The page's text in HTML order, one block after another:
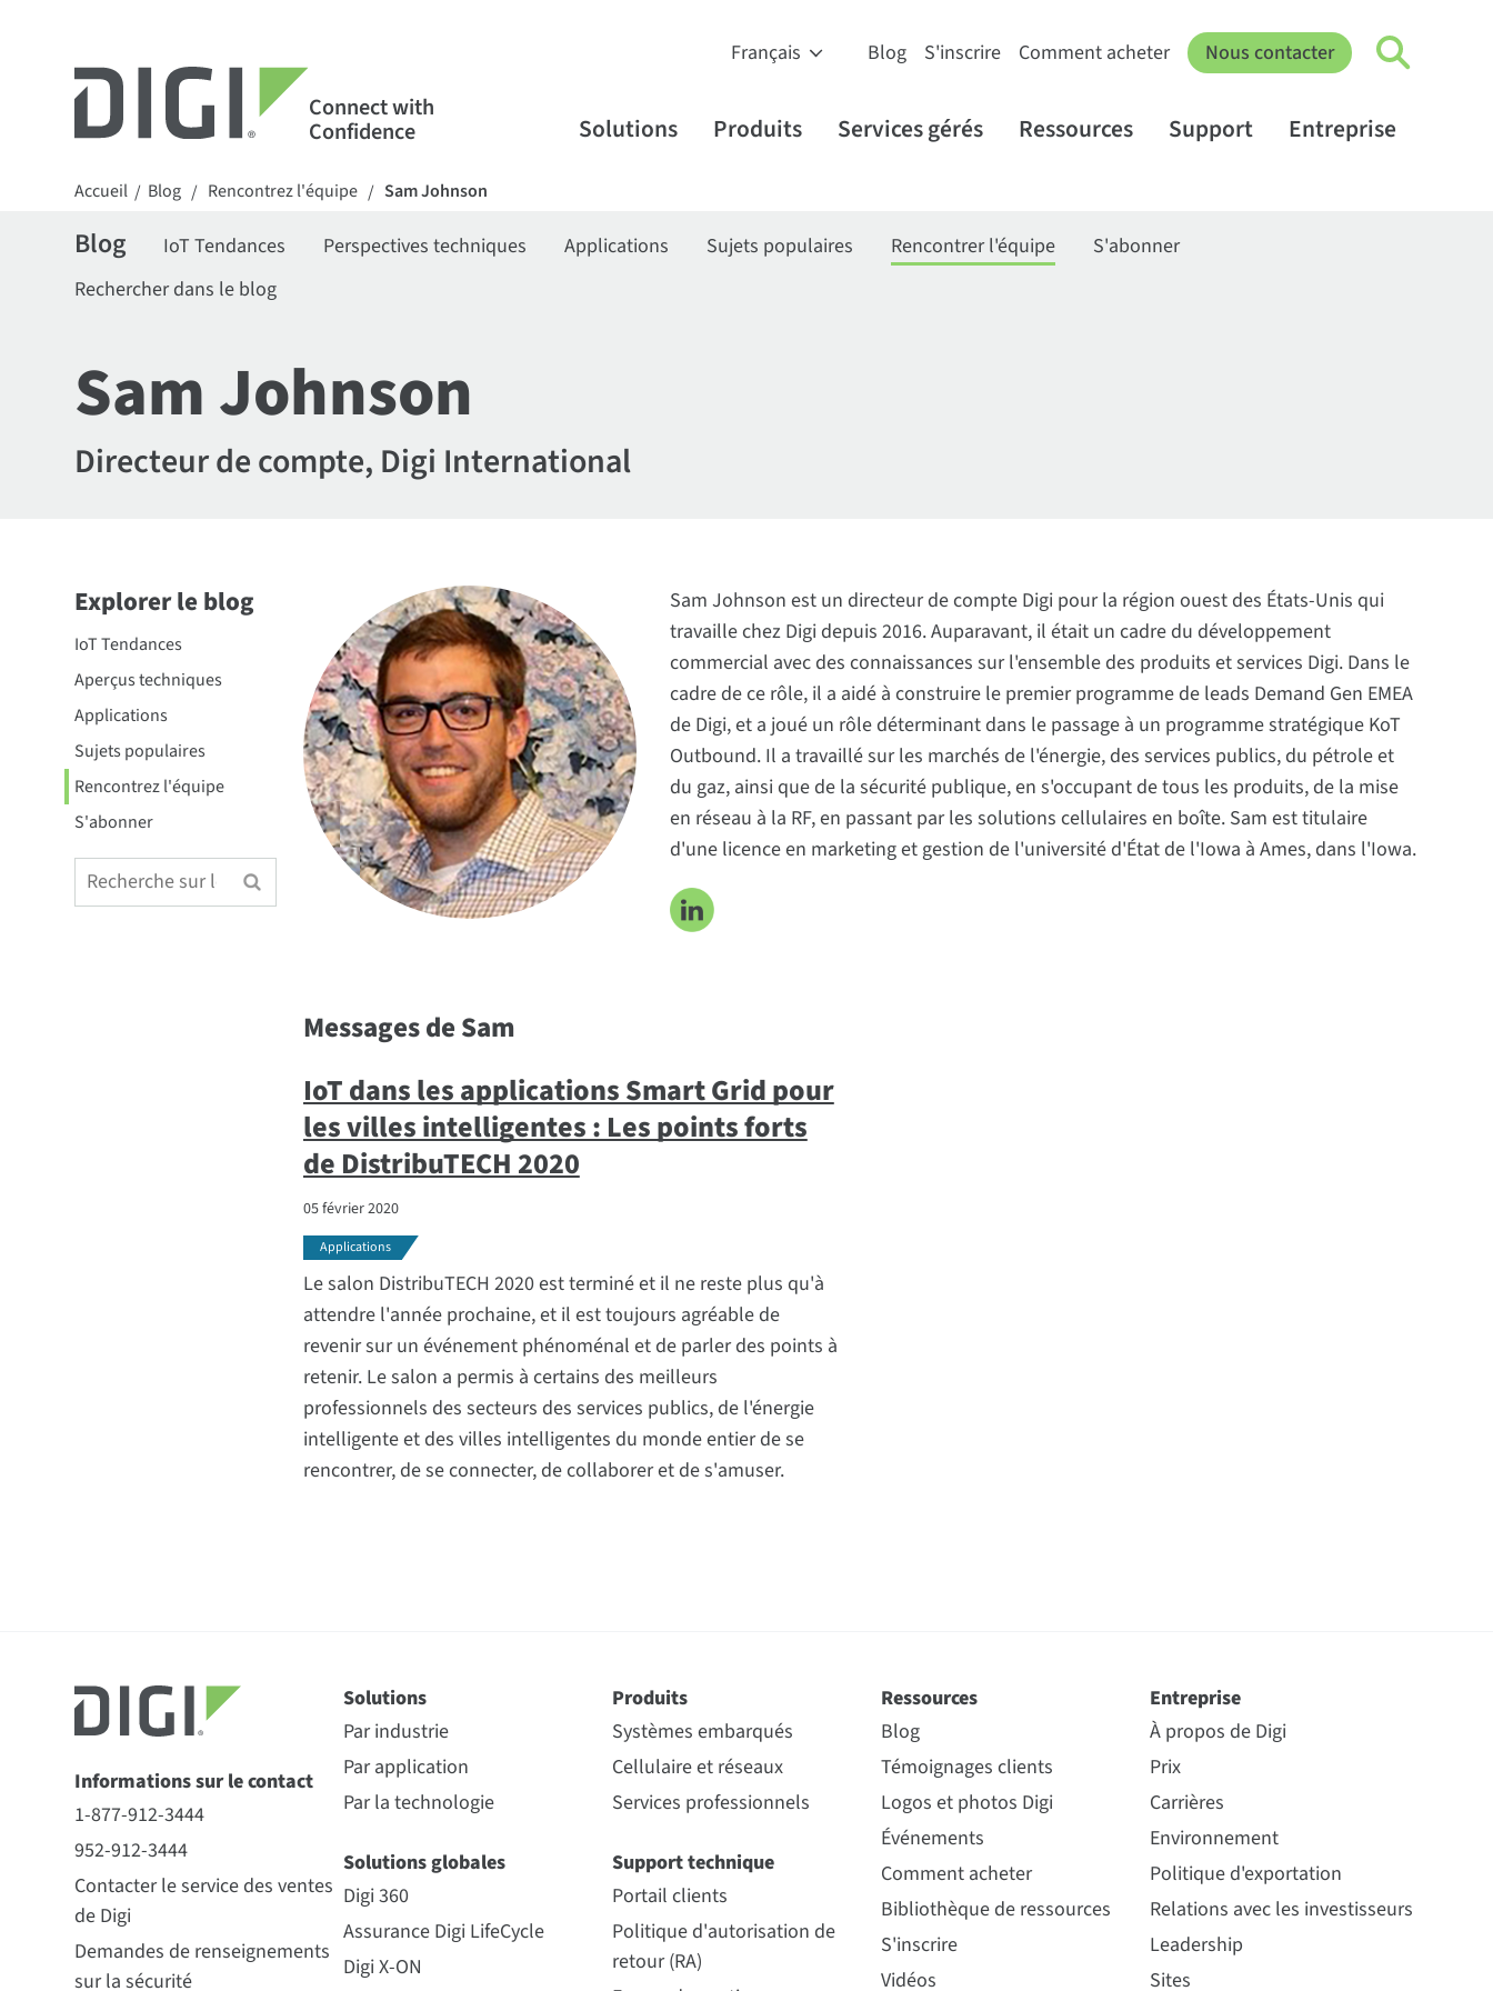
Connect with
Confidence
Blog S'inscrire Comment acheter Nous contacter
Solutions Produits Services gérés Ressources Support Entreprise
Accueil / Blog / Rencontrez l'équipe / Sam Johnson
Blog IoT Tendances Perspectives techniques Applications Sujets populaires Rencontrer l'équipe
S'abonner
Rechercher dans le blog
Sam Johnson
Directeur de compte, Digi International
Explorer le blog
IoT Tendances
Aperçus techniques
Applications
Sujets populaires
Rencontrez l'équipe
S'abonner
Sam Johnson est un directeur de compte Digi pour la région ouest des États-Unis qui
travaille chez Digi depuis 2016. Auparavant, il était un cadre du développement
commercial avec des connaissances sur l'ensemble des produits et services Digi. Dans le
cadre de ce rôle, il a aidé à construire le premier programme de leads Demand Gen EMEA
de Digi, et a joué un rôle déterminant dans le passage à un programme stratégique KoT
Outbound. Il a travaillé sur les marchés de l'énergie, des services publics, du pétrole et
du gaz, ainsi que de la sécurité publique, en s'occupant de tous les produits, de la mise
en réseau à la RF, en passant par les solutions cellulaires en boîte. Sam est titulaire
d'une licence en marketing et gestion de l'université d'État de l'Iowa à Ames, dans l'Iowa.
Messages de Sam
IoT dans les applications Smart Grid pour
les villes intelligentes : Les points forts
de DistribuTECH 2020
05 février 2020
Applications
Le salon DistribuTECH 2020 est terminé et il ne reste plus qu'à
attendre l'année prochaine, et il est toujours agréable de
revenir sur un événement phénoménal et de parler des points à
retenir. Le salon a permis à certains des meilleurs
professionnels des secteurs des services publics, de l'énergie
intelligente et des villes intelligentes du monde entier de se
rencontrer, de se connecter, de collaborer et de s'amuser.
Informations sur le contact
1-877-912-3444
952-912-3444
Contacter le service des ventes
de Digi
Demandes de renseignements
sur la sécurité
Solutions
Par industrie
Par application
Par la technologie
Solutions globales
Digi 360
Assurance Digi LifeCycle
Digi X-ON
Produits
Systèmes embarqués
Cellulaire et réseaux
Services professionnels
Support technique
Portail clients
Politique d'autorisation de
retour (RA)
Ressources
Blog
Témoignages clients
Logos et photos Digi
Événements
Comment acheter
Bibliothèque de ressources
S'inscrire
Vidéos
Entreprise
À propos de Digi
Prix
Carrières
Environnement
Politique d'exportation
Relations avec les investisseurs
Leadership
Sites